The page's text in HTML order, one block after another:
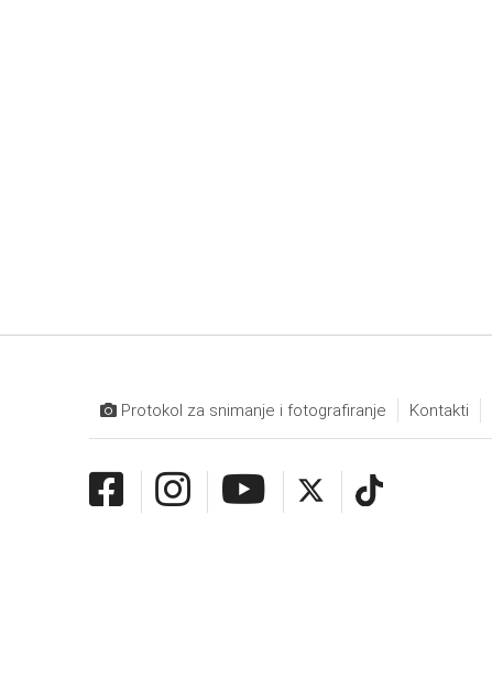
Protokol za snimanje i fotografiranje Kontakti